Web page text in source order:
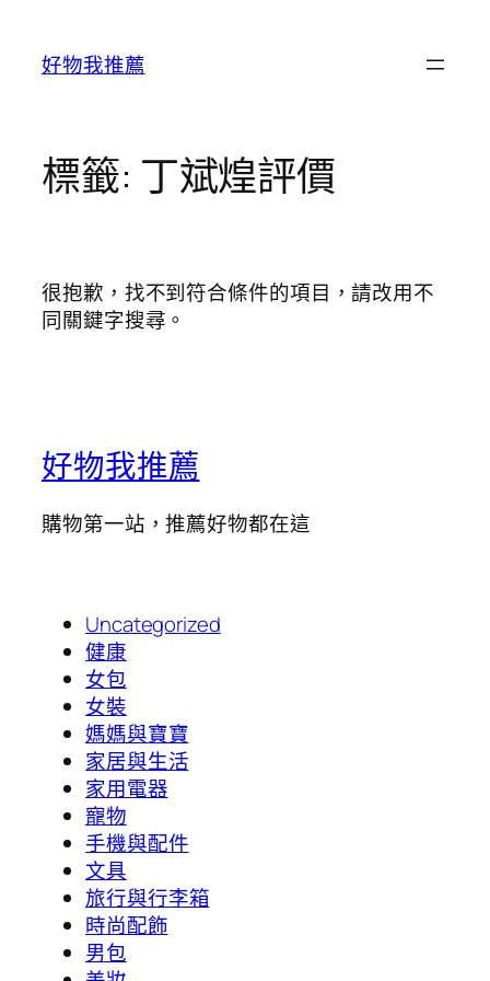
好物我推薦
標籤: 丁斌煌評價
很抱歉，找不到符合條件的項目，請改用不
同關鍵字搜尋。
好物我推薦
購物第一站，推薦好物都在這
Uncategorized
健康
女包
女裝
媽媽與寶寶
家居與生活
家用電器
寵物
手機與配件
文具
旅行與行李箱
時尚配飾
男包